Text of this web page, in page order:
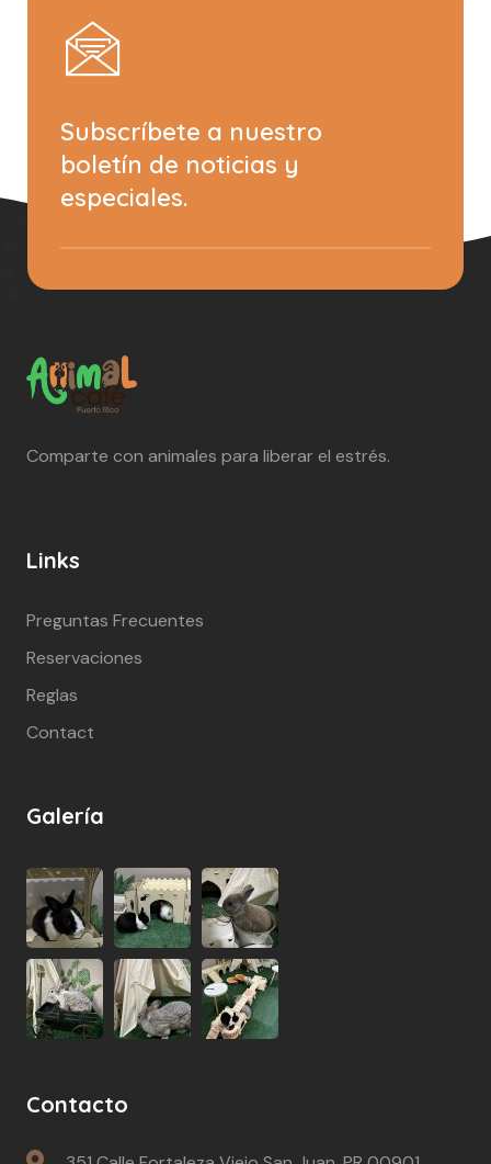
Subscríbete a nuestro
boletín de noticias y
especiales.
Comparte con animales para liberar el estrés.
Links
Preguntas Frecuentes
Reservaciones
Reglas
Contact
Galería
Contacto